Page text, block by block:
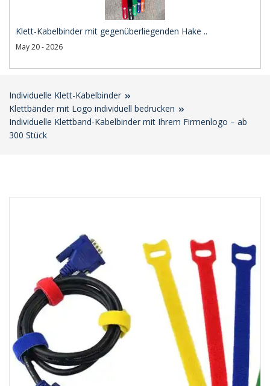
Klett-Kabelbinder mit gegenüberliegenden Hake ..
May 20 - 2026
Individuelle Klett-Kabelbinder
Klettbänder mit Logo individuell bedrucken
Individuelle Klettband-Kabelbinder mit Ihrem Firmenlogo – ab
300 Stück